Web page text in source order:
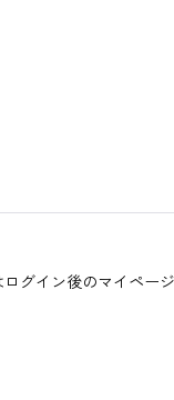
グイン後のマイペー